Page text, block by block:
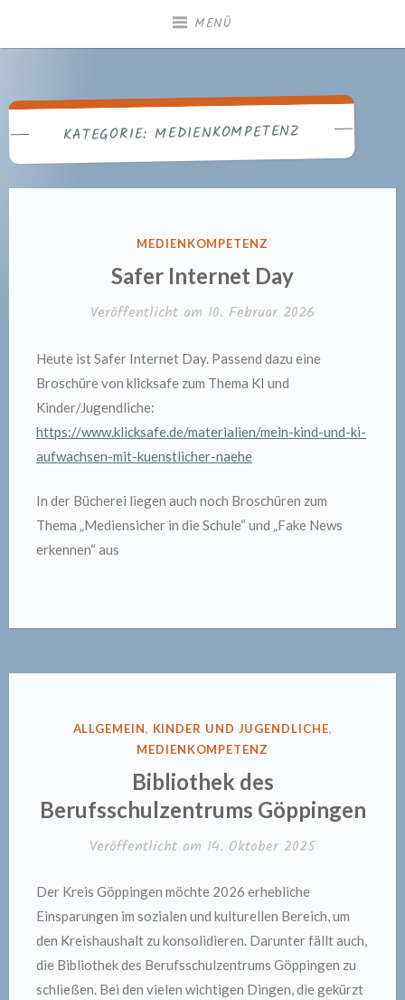
MENÜ
Gemeindebücherei
Heiningen
KATEGORIE: MEDIENKOMPETENZ
VERÖFFENTLICHT
MEDIENKOMPETENZ
Safer Internet Day
Veröffentlicht am 10. Februar 2026
Heute ist Safer Internet Day. Passend dazu eine
Broschüre von klicksafe zum Thema KI und
Kinder/Jugendliche:
https://www.klicksafe.de/materialien/mein-kind-und-ki-
aufwachsen-mit-kuenstlicher-naehe
In der Bücherei liegen auch noch Broschüren zum
Thema „Mediensicher in die Schule“ und „Fake News
erkennen“ aus
VERÖFFENTLICHT
ALLGEMEIN, KINDER UND JUGENDLICHE,
MEDIENKOMPETENZ
Bibliothek des
Berufsschulzentrums Göppingen
Veröffentlicht am 14. Oktober 2025
Der Kreis Göppingen möchte 2026 erhebliche
Einsparungen im sozialen und kulturellen Bereich, um
den Kreishaushalt zu konsolidieren. Darunter fällt auch,
die Bibliothek des Berufsschulzentrums Göppingen zu
schließen. Bei den vielen wichtigen Dingen, die gekürzt